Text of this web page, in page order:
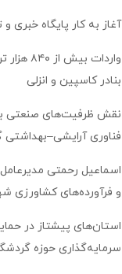
آغاز به کار پایگاه خبری
واردات
بنادر كاسپین و انزلی
نقش ظرفیت‌های صنعتی
فناوری آرایشی–بهداشتی
اسماعیل رحمتی
و فرآورده‌های کشاورزی
استان‌های پیشتاز در
سرمایه‌گذاری حوزه